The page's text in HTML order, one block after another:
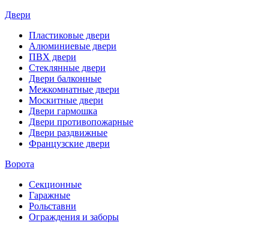
Двери
Пластиковые двери
Алюминиевые двери
ПВХ двери
Стеклянные двери
Двери балконные
Межкомнатные двери
Москитные двери
Двери гармошка
Двери противопожарные
Двери раздвижные
Французские двери
Ворота
Секционные
Гаражные
Рольставни
Ограждения и заборы